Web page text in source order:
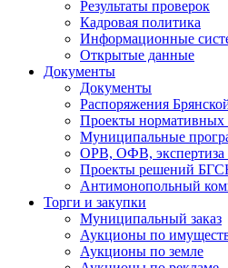
Результаты проверок
Кадровая политика
Информационные
Открытые данные
Документы
Документы
Распоряжения
Проекты нормативных
Муниципальные
ОРВ, ОФВ,
Проекты решений
Антимонопольный
Торги и закупки
Муниципальный заказ
Аукционы по
Аукционы по земле